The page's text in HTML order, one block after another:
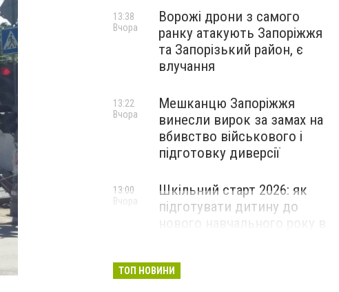
Ворожі дрони з самого
ранку атакують Запоріжжя
та Запорізький район, є
влучання
13:38
Вчора
Мешканцю Запоріжжя
винесли вирок за замах на
вбивство військового і
підготовку диверсії
13:22
Вчора
Шкільний старт 2026: як
підготувати дитину до
13:00
Вчора
ТОП НОВИНИ